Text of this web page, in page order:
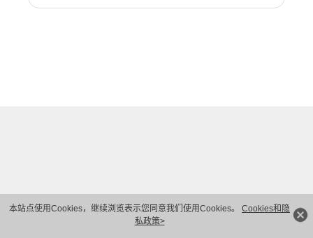
本站点使用Cookies，继续浏览表示您同意我们使用Cookies。 Cookies和隐
私政策>